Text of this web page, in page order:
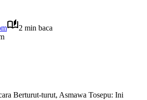
2 min baca
Berturut-turut, Asmawa Tosepu: Ini